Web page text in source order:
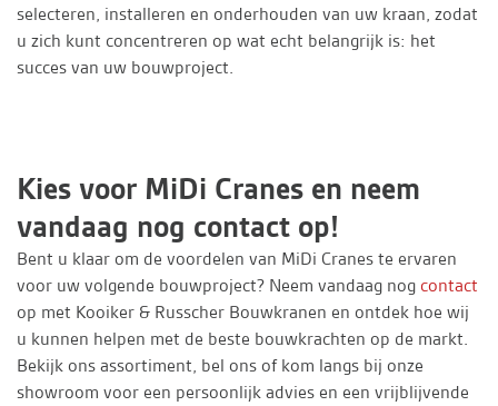
selecteren, installeren en onderhouden van uw kraan, zodat
u zich kunt concentreren op wat echt belangrijk is: het
succes van uw bouwproject.
Kies voor MiDi Cranes en neem
vandaag nog contact op!
Bent u klaar om de voordelen van MiDi Cranes te ervaren
voor uw volgende bouwproject? Neem vandaag nog contact
op met Kooiker & Russcher Bouwkranen en ontdek hoe wij
u kunnen helpen met de beste bouwkrachten op de markt.
Bekijk ons assortiment, bel ons of kom langs bij onze
showroom voor een persoonlijk advies en een vrijblijvende